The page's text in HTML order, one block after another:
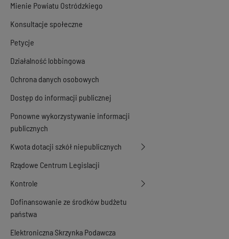
Mienie Powiatu Ostródzkiego
Konsultacje społeczne
Petycje
Działalność lobbingowa
Ochrona danych osobowych
Dostęp do informacji publicznej
Ponowne wykorzystywanie informacji
publicznych
Kwota dotacji szkół niepublicznych
Rządowe Centrum Legislacji
Kontrole
Dofinansowanie ze środków budżetu
państwa
Elektroniczna Skrzynka Podawcza